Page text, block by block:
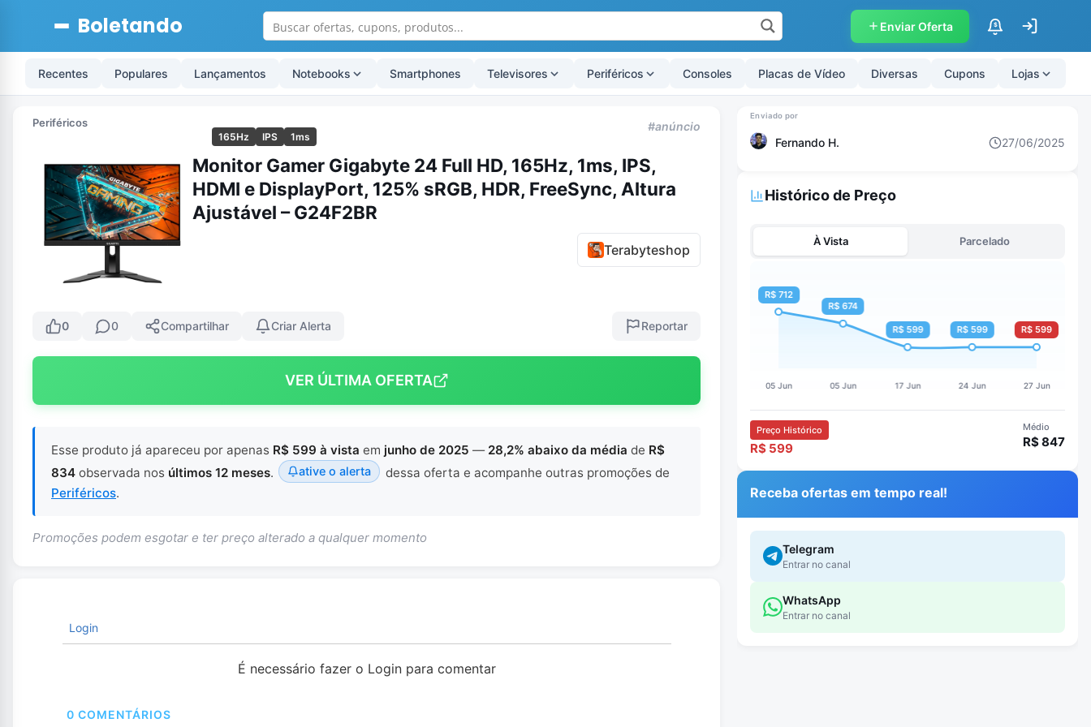
Boletando Enviar Oferta $
Recentes Populares Lançamentos Notebooks Smartphones Televisores Periféricos Consoles Placas de Vídeo Diversas Cupons Lojas
Periféricos
165Hz IPS 1ms
#anúncio
Monitor Gamer Gigabyte 24 Full HD, 165Hz, 1ms, IPS,
HDMI e DisplayPort, 125% sRGB, HDR, FreeSync, Altura
Ajustável – G24F2BR
Terabyteshop
0 0 Compartilhar Criar Alerta Reportar
VER ÚLTIMA OFERTA
Esse produto já apareceu por apenas R$ 599 à vista em junho de 2025 — 28,2% abaixo da média de R$
834 observada nos últimos 12 meses. ative o alerta
dessa oferta e acompanhe outras promoções de
Periféricos.
Promoções podem esgotar e ter preço alterado a qualquer momento
Login
É necessário fazer o Login para comentar
0 COMENTÁRIOS
Fernando H. 27/06/2025
Histórico de Preço
À Vista Parcelado
Preço Histórico
R$ 599
Médio
R$ 847
Receba ofertas em tempo real!
Telegram
Entrar no canal
WhatsApp
Entrar no canal